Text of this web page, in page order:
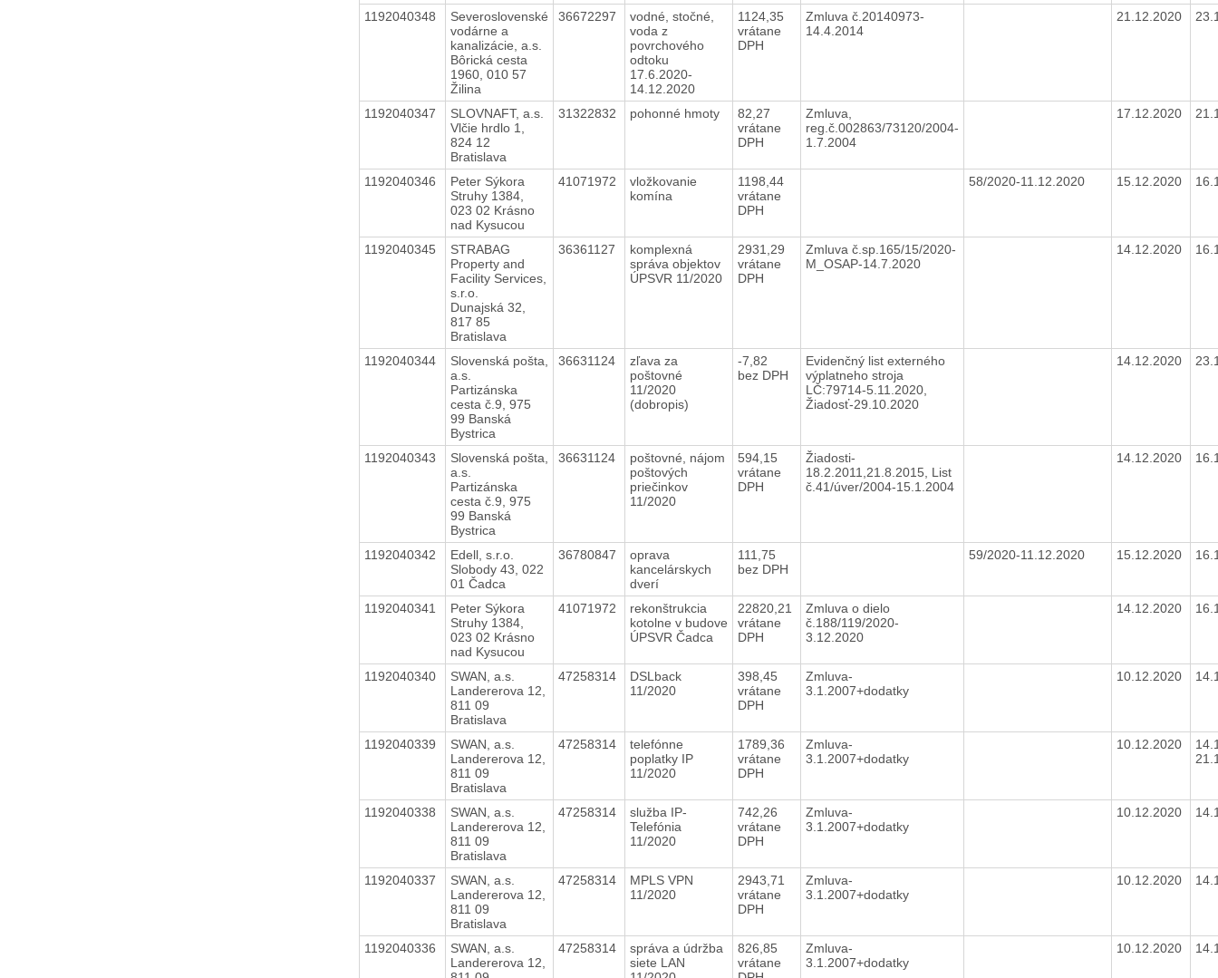
1192040348
Severoslovenské
vodárne a
kanalizácie, a.s.
Bôrická cesta
1960, 010 57
Žilina
36672297
vodné, stočné,
voda z
povrchového
odtoku
17.6.2020-
14.12.2020
1124,35
vrátane
DPH
Zmluva č.20140973-
14.4.2014
21.12.2020
1192040347
SLOVNAFT, a.s.
Vlčie hrdlo 1,
824 12
Bratislava
31322832 pohonné hmoty
82,27
vrátane
DPH
Zmluva,
reg.č.002863/73120/2004-
1.7.2004
17.12.2020
1192040346
Peter Sýkora
Struhy 1384,
023 02 Krásno
nad Kysucou
41071972
vložkovanie
komína
1198,44
vrátane
DPH
58/2020-11.12.2020 15.12.2020
1192040345
STRABAG
Property and
Facility Services,
s.r.o.
Dunajská 32,
817 85
Bratislava
36361127
komplexná
správa objektov
ÚPSVR 11/2020
2931,29
vrátane
DPH
Zmluva č.sp.165/15/2020-
M_OSAP-14.7.2020
14.12.2020
1192040344
Slovenská pošta,
a.s.
Partizánska
cesta č.9, 975
99 Banská
Bystrica
36631124
zľava za
poštovné
11/2020
(dobropis)
-7,82
bez DPH
Evidenčný list externého
výplatneho stroja
LČ:79714-5.11.2020,
Žiadosť-29.10.2020
14.12.2020
1192040343
Slovenská pošta,
a.s.
Partizánska
cesta č.9, 975
99 Banská
Bystrica
36631124
poštovné, nájom
poštových
priečinkov
11/2020
594,15
vrátane
DPH
Žiadosti-
18.2.2011,21.8.2015, List
č.41/úver/2004-15.1.2004
14.12.2020
1192040342
Edell, s.r.o.
Slobody 43, 022
01 Čadca
36780847
oprava
kancelárskych
dverí
111,75
bez DPH
59/2020-11.12.2020 15.12.2020
1192040341
Peter Sýkora
Struhy 1384,
023 02 Krásno
nad Kysucou
41071972
rekonštrukcia
kotolne v budove
ÚPSVR Čadca
22820,21
vrátane
DPH
Zmluva o dielo
č.188/119/2020-
3.12.2020
14.12.2020
1192040340
SWAN, a.s.
Landererova 12,
811 09
Bratislava
47258314
DSLback
11/2020
398,45
vrátane
DPH
Zmluva-
3.1.2007+dodatky
10.12.2020
1192040339
SWAN, a.s.
Landererova 12,
811 09
Bratislava
47258314
telefónne
poplatky IP
11/2020
1789,36
vrátane
DPH
Zmluva-
3.1.2007+dodatky
10.12.2020
1192040338
SWAN, a.s.
Landererova 12,
811 09
Bratislava
47258314
služba IP-
Telefónia
11/2020
742,26
vrátane
DPH
Zmluva-
3.1.2007+dodatky
10.12.2020
1192040337
SWAN, a.s.
Landererova 12,
811 09
Bratislava
47258314
MPLS VPN
11/2020
2943,71
vrátane
DPH
Zmluva-
3.1.2007+dodatky
10.12.2020
1192040336
SWAN, a.s.
Landererova 12,
47258314
správa a údržba
siete LAN
826,85
vrátane
Zmluva-
3.1.2007+dodatky
10.12.2020